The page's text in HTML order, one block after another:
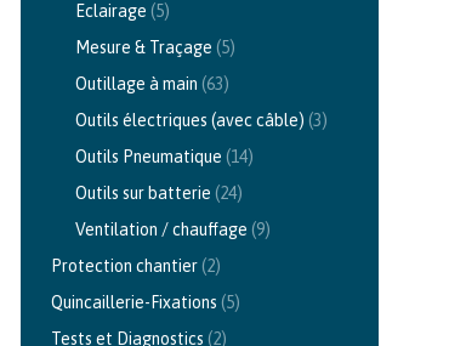
Eclairage (5)
Mesure & Traçage (5)
Outillage à main (63)
Outils électriques (avec câble) (3)
Outils Pneumatique (14)
Outils sur batterie (24)
Ventilation / chauffage (9)
Protection chantier(2)
Quincaillerie-Fixations (5)
Tests et Diagnostics (2)